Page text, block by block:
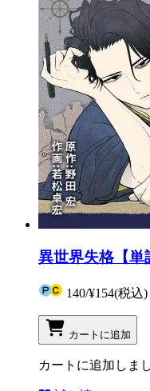
異世界失格【単
140/¥154(税込)
カートに追加
カートに追加しま